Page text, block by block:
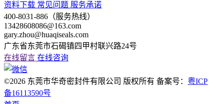
资料下载 常见问题 服务承诺
400-8031-886（服务热线）
13428608086@163.com
gary.zhou@huaqiseals.com
广东省东莞市石碣镇四甲村联兴路24号
在线留言 在线咨询
©2026 东莞市华奇密封件有限公司 版权所有 备案号： 粤ICP
备16113590号